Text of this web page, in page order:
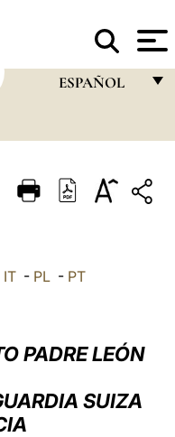
ESPAÑOL
ITALIANO
العربيّة
中文
IT - PL - PT
PADRE LEÓN
SUIZA